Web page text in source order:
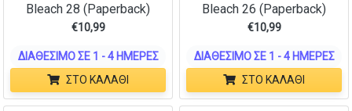
Bleach 28 (Paperback)
€10,99
ΔΙΑΘΈΣΙΜΟ ΣΕ 1 - 4 ΗΜΈΡΕΣ
ΣΤΟ ΚΑΛΆΘΙ
Bleach 26 (Paperback)
€10,99
ΔΙΑΘΈΣΙΜΟ ΣΕ 1 - 4 ΗΜΈΡΕΣ
ΣΤΟ ΚΑΛΆΘΙ